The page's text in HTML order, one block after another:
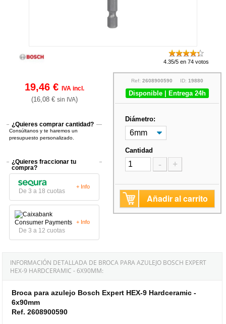
4.35/5 en 74 votos
19,46 € IVA incl.
(16,08 € sin IVA)
¿Quieres comprar cantidad?
Consúltanos y te haremos un
presupuesto personalizado.
¿Quieres fraccionar tu
compra?
De 3 a 18 cuotas
+ Info
De 3 a 12 cuotas
+ Info
Ref: 2608900590 ID: 19880
Disponible | Entrega 24h
Diámetro:
Cantidad
- +
Añadir al carrito
INFORMACIÓN DETALLADA DE BROCA PARA AZULEJO BOSCH EXPERT
HEX-9 HARDCERAMIC - 6X90MM:
Broca para azulejo Bosch Expert HEX-9 Hardceramic -
6x90mm
Ref. 2608900590